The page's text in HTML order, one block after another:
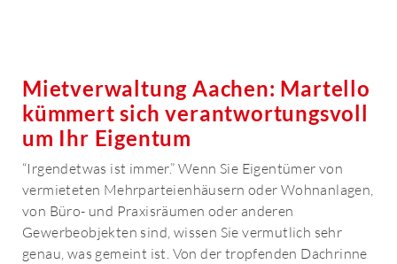
Mietverwaltung Aachen: Martello
kümmert sich verantwortungsvoll
um Ihr Eigentum
“Irgendetwas ist immer.” Wenn Sie Eigentümer von
vermieteten Mehrparteienhäusern oder Wohnanlagen,
von Büro- und Praxisräumen oder anderen
Gewerbeobjekten sind, wissen Sie vermutlich sehr
genau, was gemeint ist. Von der tropfenden Dachrinne